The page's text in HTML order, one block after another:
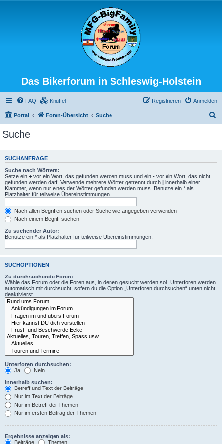
Das Bikerforum in Schleswig-Holstein
FAQ Knuffel Anmelden
Registrieren
Portal Foren-Übersicht Suche
e
Suche
SUCHANFRAGE
Suche nach Wörtern:
Setze ein + vor ein Wort, das gefunden werden muss und ein - vor ein Wort, das nicht
gefunden werden darf. Verwende mehrere Wörter getrennt durch | innerhalb einer
Klammer, wenn nur eines der Wörter gefunden werden muss. Benutze ein * als
Platzhalter für teilweise Übereinstimmungen.
Nach allen Begriffen suchen oder Suche wie angegeben verwenden
Nach einem Begriff suchen
Zu suchender Autor:
Benutze ein * als Platzhalter für teilweise Übereinstimmungen.
SUCHOPTIONEN
Zu durchsuchende Foren:
Wähle das Forum oder die Foren aus, in denen gesucht werden soll. Unterforen werden
automatisch mit durchsucht, sofern du die Option „Unterforen durchsuchen“ unten nicht
deaktivierst.
Unterforen durchsuchen:
Ja
Nein
Innerhalb suchen:
Betreff und Text der Beiträge
Nur im Text der Beiträge
Nur im Betreff der Themen
Nur im ersten Beitrag der Themen
Ergebnisse anzeigen als:
Beiträge
Themen